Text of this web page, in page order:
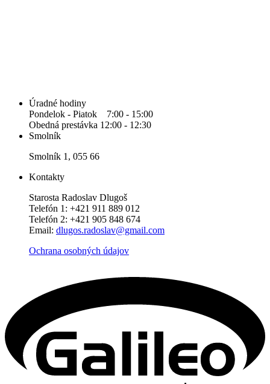
Úradné hodiny
Pondelok - Piatok 7:00 - 15:00
Obedná prestávka 12:00 - 12:30
Smolník
Smolník 1, 055 66
Kontakty
Starosta Radoslav Dlugoš
Telefón 1: +421 911 889 012
Telefón 2: +421 905 848 674
Email: dlugos.radoslav@gmail.com
Ochrana osobných údajov